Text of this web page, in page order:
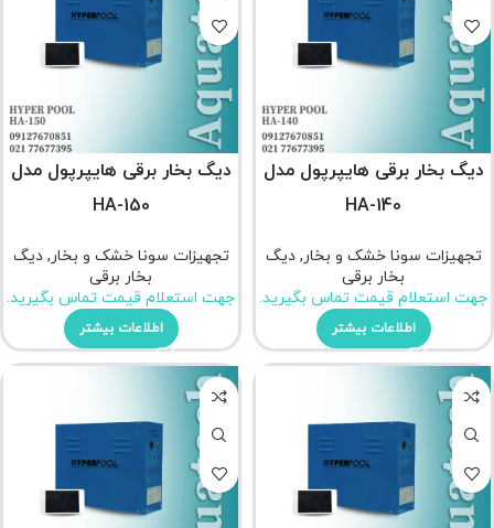
دیگ بخار برقی هایپرپول مدل
HA-140
تجهیزات سونا خشک و بخار,دیگ
بخار برقی
جهت استعلام قیمت تماس بگیرید.
اطلاعات بیشتر
دیگ بخار برقی هایپرپول مدل
HA-150
تجهیزات سونا خشک و بخار,دیگ
بخار برقی
جهت استعلام قیمت تماس بگیرید.
اطلاعات بیشتر